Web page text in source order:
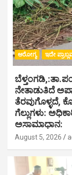
ಆರೋಗ್ಯ ಇದೇ
ನೇತಾಡುತಿದೆ
ತೆರವುಗೊಳ್ಳದೆ,
ಗೆಲ್ಲುಗಳು:
ಅಸಾಮಾಧಾನ:
August 5, 2026